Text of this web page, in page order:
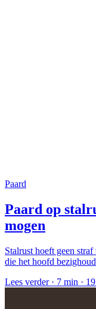
Paard
Paard op
mogen
Stalrust hoeft geen
die het hoofd
Lees verder · 7 min ·